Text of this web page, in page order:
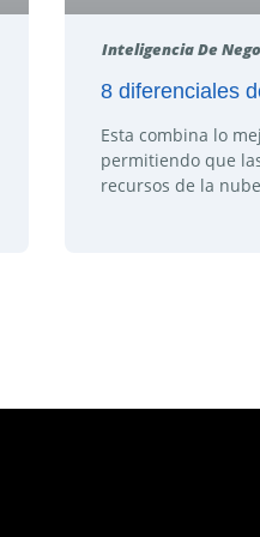
Inteligencia De
8 diferenciales
Esta combina lo
permitiendo que
recursos de la